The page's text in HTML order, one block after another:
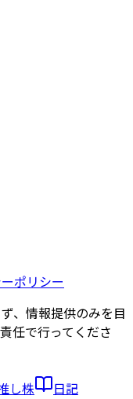
ポリシー
、情報提供のみを目
任で行ってくださ
し株 日記